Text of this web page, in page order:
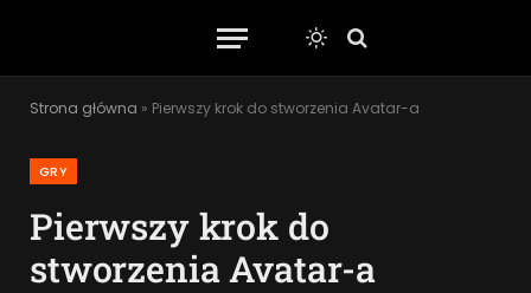
Strona główna » Pierwszy krok do stworzenia Avatar-a
GRY
Pierwszy krok do
stworzenia Avatar-a